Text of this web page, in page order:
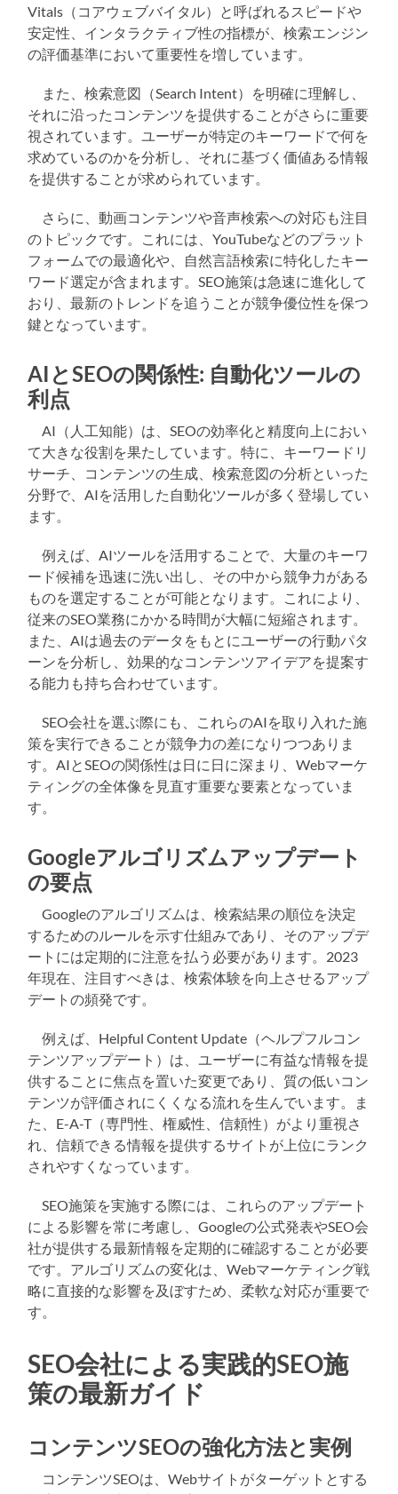
Vitals（コアウェブバイタル）と呼ばれるスピードや
安定性、インタラクティブ性の指標が、検索エンジン
の評価基準において重要性を増しています。
また、検索意図（Search Intent）を明確に理解し、
それに沿ったコンテンツを提供することがさらに重要
視されています。ユーザーが特定のキーワードで何を
求めているのかを分析し、それに基づく価値ある情報
を提供することが求められています。
さらに、動画コンテンツや音声検索への対応も注目
のトピックです。これには、YouTubeなどのプラット
フォームでの最適化や、自然言語検索に特化したキー
ワード選定が含まれます。SEO施策は急速に進化して
おり、最新のトレンドを追うことが競争優位性を保つ
鍵となっています。
AIとSEOの関係性: 自動化ツールの
利点
AI（人工知能）は、SEOの効率化と精度向上におい
て大きな役割を果たしています。特に、キーワードリ
サーチ、コンテンツの生成、検索意図の分析といった
分野で、AIを活用した自動化ツールが多く登場してい
ます。
例えば、AIツールを活用することで、大量のキーワ
ード候補を迅速に洗い出し、その中から競争力がある
ものを選定することが可能となります。これにより、
従来のSEO業務にかかる時間が大幅に短縮されます。
また、AIは過去のデータをもとにユーザーの行動パタ
ーンを分析し、効果的なコンテンツアイデアを提案す
る能力も持ち合わせています。
SEO会社を選ぶ際にも、これらのAIを取り入れた施
策を実行できることが競争力の差になりつつありま
す。AIとSEOの関係性は日に日に深まり、Webマーケ
ティングの全体像を見直す重要な要素となっていま
す。
Googleアルゴリズムアップデート
の要点
Googleのアルゴリズムは、検索結果の順位を決定
するためのルールを示す仕組みであり、そのアップデ
ートには定期的に注意を払う必要があります。2023
年現在、注目すべきは、検索体験を向上させるアップ
デートの頻発です。
例えば、Helpful Content Update（ヘルプフルコン
テンツアップデート）は、ユーザーに有益な情報を提
供することに焦点を置いた変更であり、質の低いコン
テンツが評価されにくくなる流れを生んでいます。ま
た、E-A-T（専門性、権威性、信頼性）がより重視さ
れ、信頼できる情報を提供するサイトが上位にランク
されやすくなっています。
SEO施策を実施する際には、これらのアップデート
による影響を常に考慮し、Googleの公式発表やSEO会
社が提供する最新情報を定期的に確認することが必要
です。アルゴリズムの変化は、Webマーケティング戦
略に直接的な影響を及ぼすため、柔軟な対応が重要で
す。
SEO会社による実践的SEO施
策の最新ガイド
コンテンツSEOの強化方法と実例
コンテンツSEOは、Webサイトがターゲットとする